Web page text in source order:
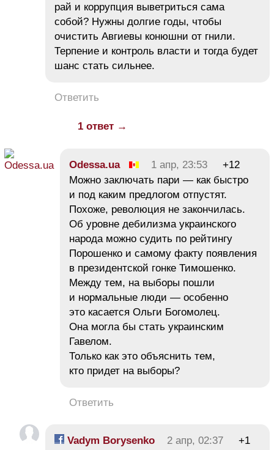
рай и коррупция выветриться сама
собой? Нужны долгие годы, чтобы
очистить Авгиевы конюшни от гнили.
Терпение и контроль власти и тогда будет
шанс стать сильнее.
Ответить
1 ответ →
Odessa.ua 1 апр, 23:53
+12
Можно заключать пари — как быстро
и под каким предлогом отпустят.
Похоже, революция не закончилась.
Об уровне дебилизма украинского
народа можно судить по рейтингу
Порошенко и самому факту появления
в президентской гонке Тимошенко.
Между тем, на выборы пошли
и нормальные люди — особенно
это касается Ольги Богомолец.
Она могла бы стать украинским
Гавелом.
Только как это объяснить тем,
кто придет на выборы?
Ответить
Vadym Borysenko 2 апр, 02:37 +1